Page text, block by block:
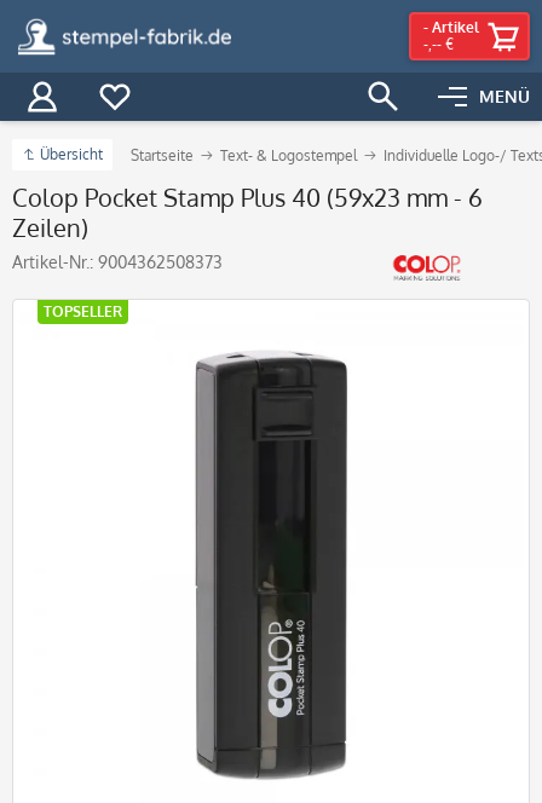
MENÜ
- Artikel
-,-- €
Übersicht Startseite Text- & Logostempel Individuelle Logo-/
Colop Pocket Stamp Plus 40 (59x23 mm - 6
Zeilen)
Artikel-Nr.: 9004362508373
TOPSELLER